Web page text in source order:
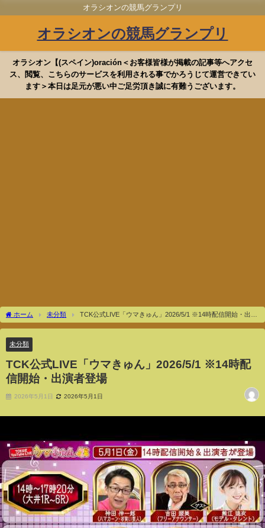
オラシオンの競馬グランプリ
オラシオンの競馬グランプリ
オラシオン【(スペイン)oración＜お客様皆様が掲載の記事等へアクセ
ス、閲覧、こちらのサービスを利用される事でかろうじて運営できてい
ます＞本日は足元が悪い中ご足労頂き誠に有難うございます。
ホーム 未分類
TCK公式LIVE「ウマきゅん」2026/5/1 ※14時配信開始・出演
者登場
未分類
TCK公式LIVE「ウマきゅん」2026/5/1 ※14時配
信開始・出演者登場
2026年5月1日 2026年5月1日